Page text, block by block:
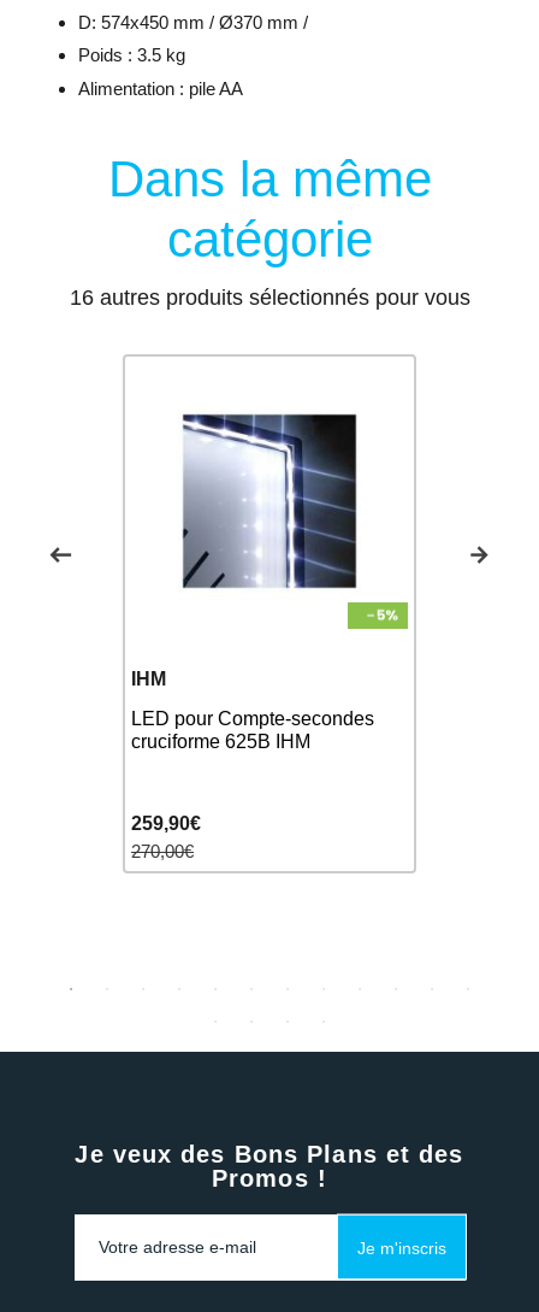
D: 574x450 mm / Ø370 mm /
Poids : 3.5 kg
Alimentation : pile AA
Dans la même
catégorie
16 autres produits sélectionnés pour vous
IHM
LED pour Compte-secondes
cruciforme 625B IHM
259,90€
270,00€
Je veux des Bons Plans et des
Promos !
Je m'inscris